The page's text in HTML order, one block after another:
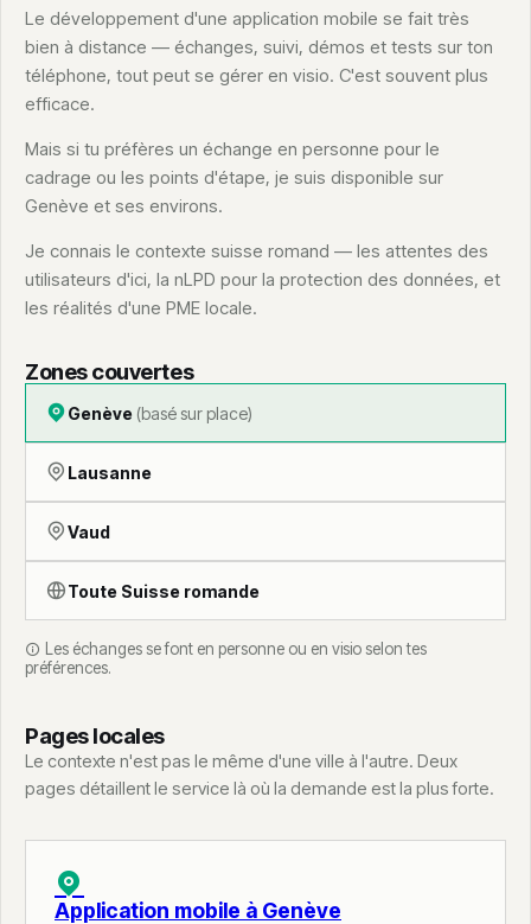
Le développement d'une application mobile se fait très
bien à distance — échanges, suivi, démos et tests sur ton
téléphone, tout peut se gérer en visio. C'est souvent plus
efficace.
Mais si tu préfères un échange en personne pour le
cadrage ou les points d'étape, je suis disponible sur
Genève et ses environs.
Je connais le contexte suisse romand — les attentes des
utilisateurs d'ici, la nLPD pour la protection des données, et
les réalités d'une PME locale.
Zones couvertes
Genève (basé sur place)
Lausanne
Vaud
Toute Suisse romande
Les échanges se font en personne ou en visio selon tes
préférences.
Pages locales
Le contexte n'est pas le même d'une ville à l'autre. Deux
pages détaillent le service là où la demande est la plus forte.
Application mobile à Genève